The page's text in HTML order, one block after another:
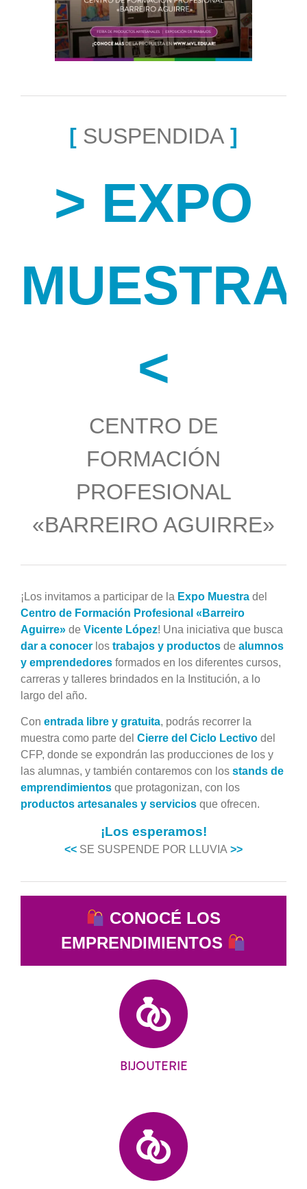
[ SUSPENDIDA ]
> EXPO
MUESTRA
<
CENTRO DE
FORMACIÓN
PROFESIONAL
«BARREIRO AGUIRRE»
¡Los invitamos a participar de la Expo Muestra del
Centro de Formación Profesional «Barreiro
Aguirre» de Vicente López! Una iniciativa que busca
dar a conocer lostrabajos y productosde alumnos
y emprendedores formados en los diferentes cursos,
carreras y talleres brindados en la Institución, a lo
largo del año.
Con entrada libre y gratuita, podrás recorrer la
muestra como parte del Cierre del Ciclo Lectivodel
CFP, donde se expondrán las producciones de los y
las alumnas, y también contaremos con los stands de
emprendimientosque protagonizan, con los
productos artesanales y serviciosque ofrecen.
¡Los esperamos!
<< SE SUSPENDE POR LLUVIA >>
CONOCÉ LOS
EMPRENDIMIENTOS
BIJOUTERIE